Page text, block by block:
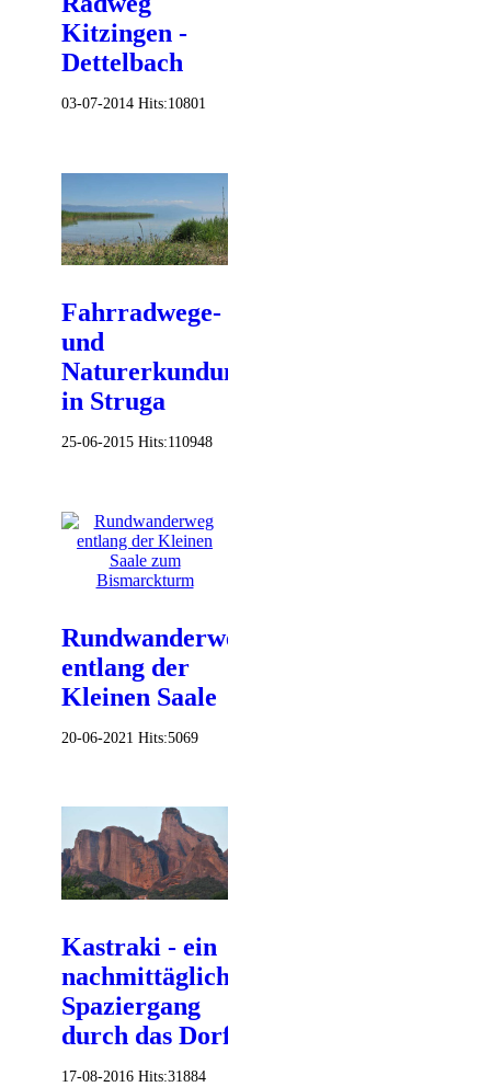
Kitzingen -
Dettelbach
03-07-2014 Hits:10801
Fahrradwege-
und
Naturerkundung
in Struga
25-06-2015 Hits:110948
Rundwanderweg
entlang der
Kleinen Saale
20-06-2021 Hits:5069
Kastraki - ein
nachmittäglicher
Spaziergang
durch das Dorf?
17-08-2016 Hits:31884